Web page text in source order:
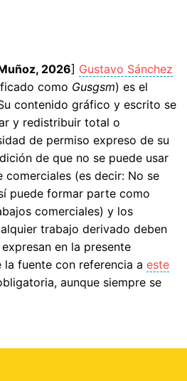
2026] Gustavo Sánchez
como Gusgsm) es el
contenido gráfico y escrito se
y redistribuir total o
de permiso expreso de su
de que no se puede usar
comerciales (es decir: No se
puede formar parte como
comerciales) y los
trabajo derivado deben
en la presente
fuente con referencia a este
aunque siempre se